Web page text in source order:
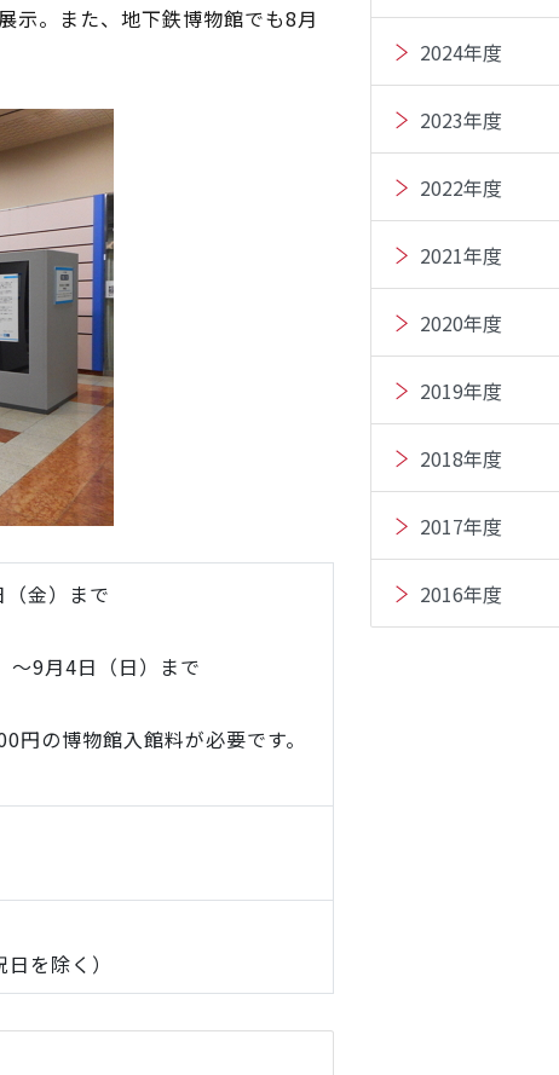
示。また、地下鉄博物館でも8月
金）まで
～9月4日（日）まで
の博物館入館料が必要です。
を除く）
2024年度
2023年度
2022年度
2021年度
2020年度
2019年度
2018年度
2017年度
2016年度